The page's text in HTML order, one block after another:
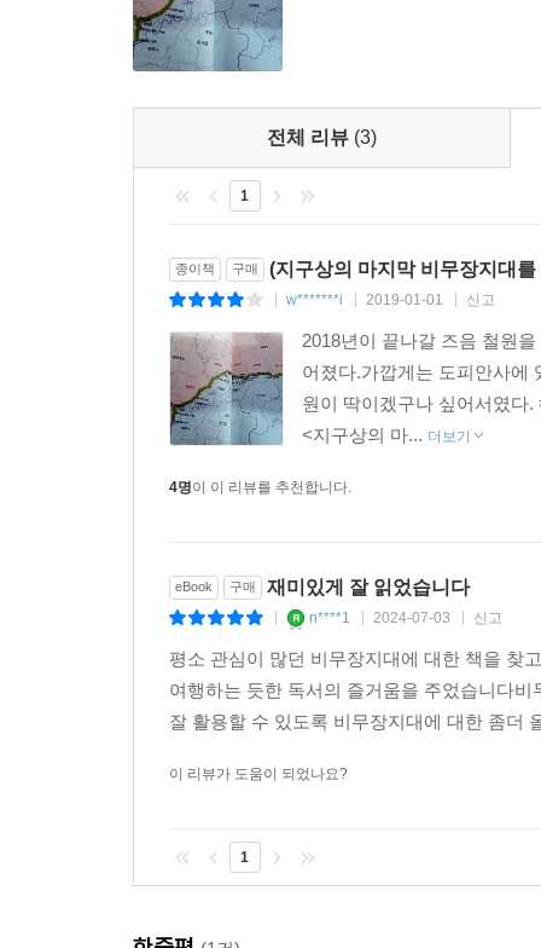
3. 비무장지대의 군 생활을 들여다보다
- 정전 60여 년, 최전방 군생활의 다양한 에피소드
한반도에서 군생활은 국민의 의무다. 많은 젊은
지키는 병사들의 생활은 가장 긴장된 군생활의
초소에서 초소 사이를 이동하는 것이나 경계
순찰한다. 북한의 철책선을 지키는 인민군 부대
있다. 아울러 일부 최전방 소초에서는 보급품 등
특히 저자는 최전방 군생활 가운데 잘 알려지지
GP’사건을 비롯해 폐쇄된 GP의 군생활의 애환을
저자가 비무장지대를 종주하면서 만난 군인 이
제거 작전을 솔선해서 진두지휘하는 대대장의
공감을 사기에 충분하다.
아울러 북한 인민군의 생활도 함께 들여다본다.
같은 민족으로서 이제껏 잘 알지 못했던 북한 병
- 비무장지대 일원의 자연환경과 생태 현황 파악
지난 2006년, 국방부와 환경부가 주도하여 비무
있는 기회는 민간인에게 주어지지 않았다. 당시
관심 등이 조사의 배경이 되었다. 무엇보다 통
프로젝트였다. 이 프로젝트를 통해 비무장지
지역이라는 점이 분명해졌다.
장소였다. 또 멸종해가는 생태계의 위기를 막는
전체 리뷰 (3)
1
종이책 구매 (지구상의 마지막 비무장지대를
w*******i 2019-01-01 신고
2018년이 끝나갈 즈음 철원
어졌다.가깝게는 도피안사에
원이 딱이겠구나 싶어서였다
<지구상의 마... 더보기
4명이 이 리뷰를 추천합니다.
eBook 구매 재미있게 잘 읽었습니다
n****1 2024-07-03 신고
평소 관심이 많던 비무장지대에 대한 책을 찾
여행하는 듯한 독서의 즐거움을 주었습니다
잘 활용할 수 있도록 비무장지대에 대한 좀더
이 리뷰가 도움이 되었나요?
1